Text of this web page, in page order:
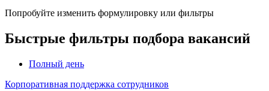
Попробуйте изменить формулировку или фильтры
Быстрые фильтры подбора вакансий
Полный день
Корпоративная поддержка сотрудников